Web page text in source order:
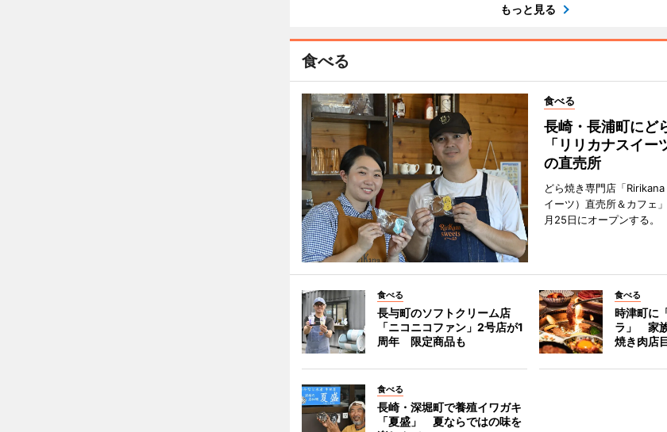
もっと見る
食べる
食べる
長崎・長浦町にど
「リリカナスイー
の直売所
どら焼き専門店「
イーツ）直売所＆カフェ
月25日にオープンする。
食べる
長与町のソフトクリーム店
「ニコニコファン」2号店が1
周年 限定商品も
食べる
時津町に
ラ」 家
焼き肉店
食べる
長崎・深堀町で養殖イワガキ
「夏盛」 夏ならではの味を